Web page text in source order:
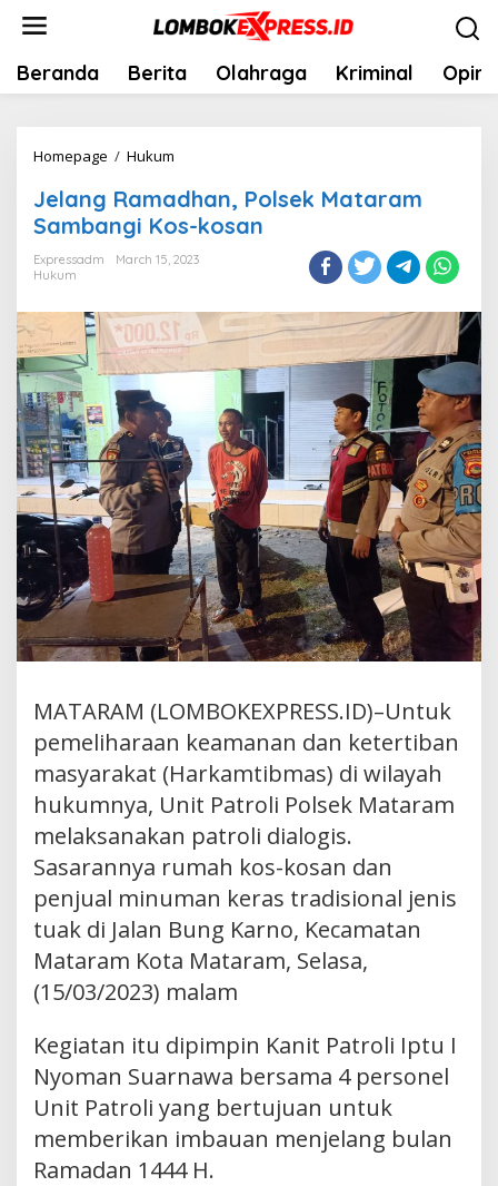
Skip
content
Beranda Berita Olahraga Kriminal Opini
Homepage / Hukum
Polsek
Mataram
Sambangi
kosan
Jelang Ramadhan, Polsek Mataram
Sambangi Kos-kosan
Expressadm
March 15, 2023
Hukum
MATARAM (LOMBOKEXPRESS.ID)–Untuk
pemeliharaan keamanan dan ketertiban
masyarakat (Harkamtibmas) di wilayah
hukumnya, Unit Patroli Polsek Mataram
melaksanakan patroli dialogis.
Sasarannya rumah kos-kosan dan
penjual minuman keras tradisional jenis
tuak di Jalan Bung Karno, Kecamatan
Mataram Kota Mataram, Selasa,
(15/03/2023) malam
Kegiatan itu dipimpin Kanit Patroli Iptu I
Nyoman Suarnawa bersama 4 personel
Unit Patroli yang bertujuan untuk
memberikan imbauan menjelang bulan
Ramadan 1444 H.